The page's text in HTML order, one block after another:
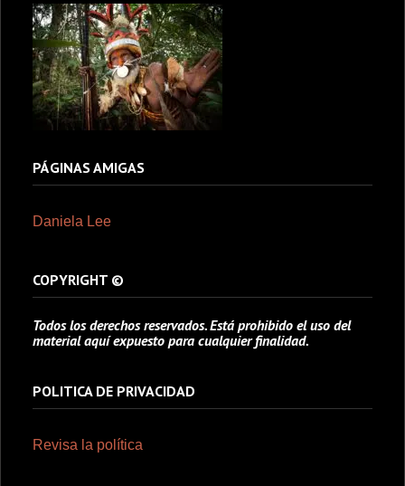
PÁGINAS AMIGAS
Daniela Lee
COPYRIGHT ©
Todos los derechos reservados. Está prohibido el uso del
material aquí expuesto para cualquier finalidad.
POLITICA DE PRIVACIDAD
Revisa la política